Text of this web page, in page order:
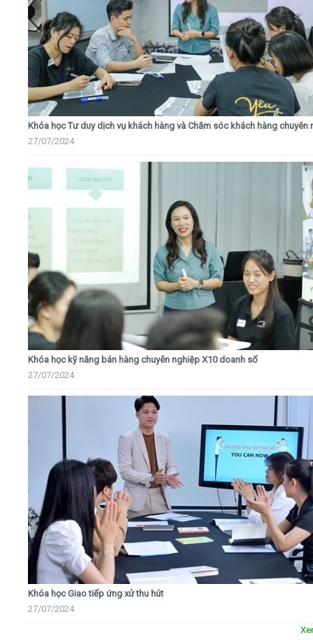
Khóa học Tư duy dịch vụ khách hàng và Chăm sóc khách hàng chuyên
27/07/2024
Khóa học kỹ năng bán hàng chuyên nghiệp X10 doanh số
27/07/2024
Khóa học Giao tiếp ứng xử thu hút
27/07/2024